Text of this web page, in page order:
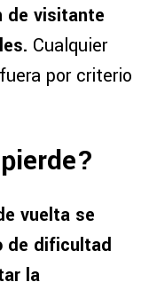
de visitante
Cualquier
por criterio
vuelta se
de dificultad
la